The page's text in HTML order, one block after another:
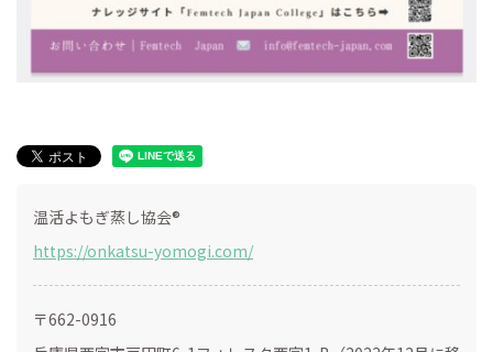
温活よもぎ蒸し協会®
https://onkatsu-yomogi.com/
〒662-0916